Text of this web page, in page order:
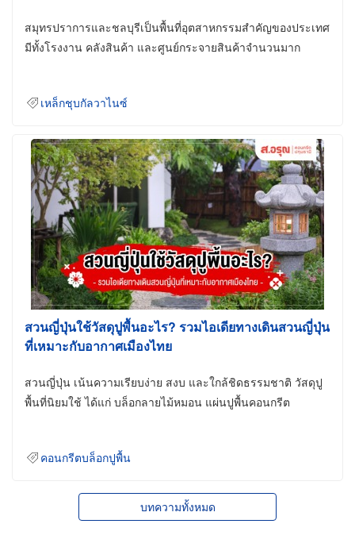
สมุทรปราการและชลบุรีเป็นพื้นที่อุตสาหกรรมสำคัญของประเทศ
มีทั้งโรงงาน คลังสินค้า และศูนย์กระจายสินค้าจำนวนมาก
เหล็กชุบกัลวาไนซ์
สวนญี่ปุ่นใช้วัสดุปูพื้นอะไร? รวมไอเดียทางเดินสวนญี่ปุ่น
ที่เหมาะกับอากาศเมืองไทย
สวนญี่ปุ่น เน้นความเรียบง่าย สงบ และใกล้ชิดธรรมชาติ วัสดุปู
พื้นที่นิยมใช้ ได้แก่ บล็อกลายไม้หมอน แผ่นปูพื้นคอนกรีต
คอนกรีตบล็อกปูพื้น
บทความทั้งหมด